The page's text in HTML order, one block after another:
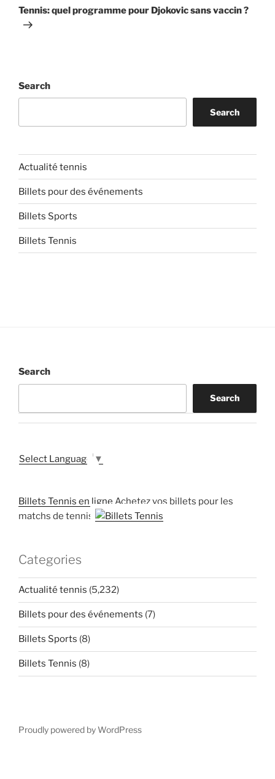
Post
Tennis: quel programme pour Djokovic sans vaccin ?
Search
Search
Actualité tennis
Billets pour des événements
Billets Sports
Billets Tennis
Search
Search
Select Language ▼
Billets Tennis en ligne Achetez vos billets pour les
matchs de tennis
Categories
Actualité tennis (5,232)
Billets pour des événements (7)
Billets Sports (8)
Billets Tennis (8)
Proudly powered by WordPress